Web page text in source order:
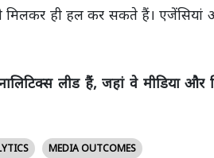
मिलकर ही हल कर सकते हैं।
लीड हैं, जहां वे मीडिया और
MEDIA OUTCOMES